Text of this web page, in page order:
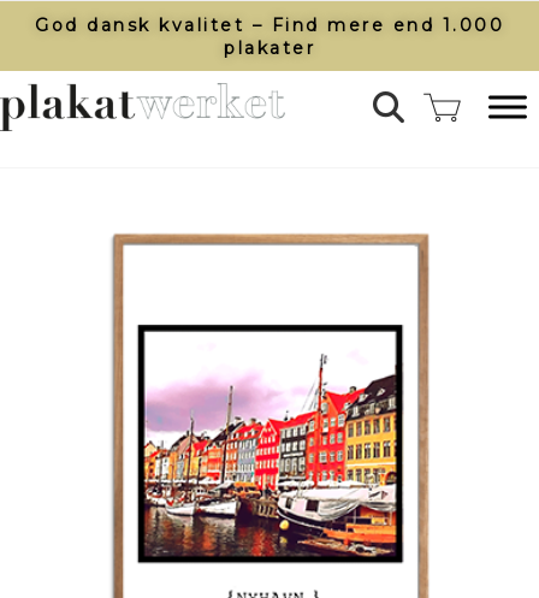
God dansk kvalitet – Find mere end 1.000
plakater​